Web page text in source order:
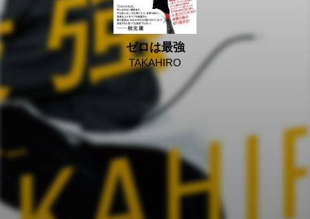
ゼロは最強
TAKAHIRO
2019/02/26
欅坂46など人気アーティストの才能を次々と開花させ時代を
アップデートし続けている天才振付師が初めて綴る、人生と
ビジネスの本質と道の切り拓き方！